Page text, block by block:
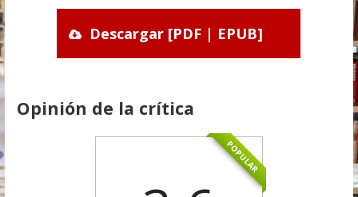
Descargar [PDF | EPUB]
Opinión de la crítica
POPULAR